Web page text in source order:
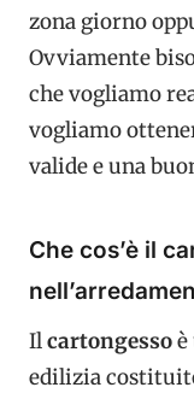
zona giorno
Ovviamente
che vogliamo
vogliamo
valide e una
Che cos’è il
Ilcartongesso
edilizia